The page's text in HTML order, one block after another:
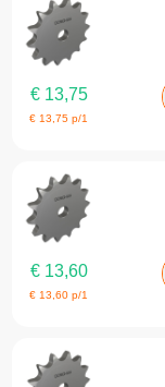
€13,75
€ 13,75 p/1
€13,60
€ 13,60 p/1